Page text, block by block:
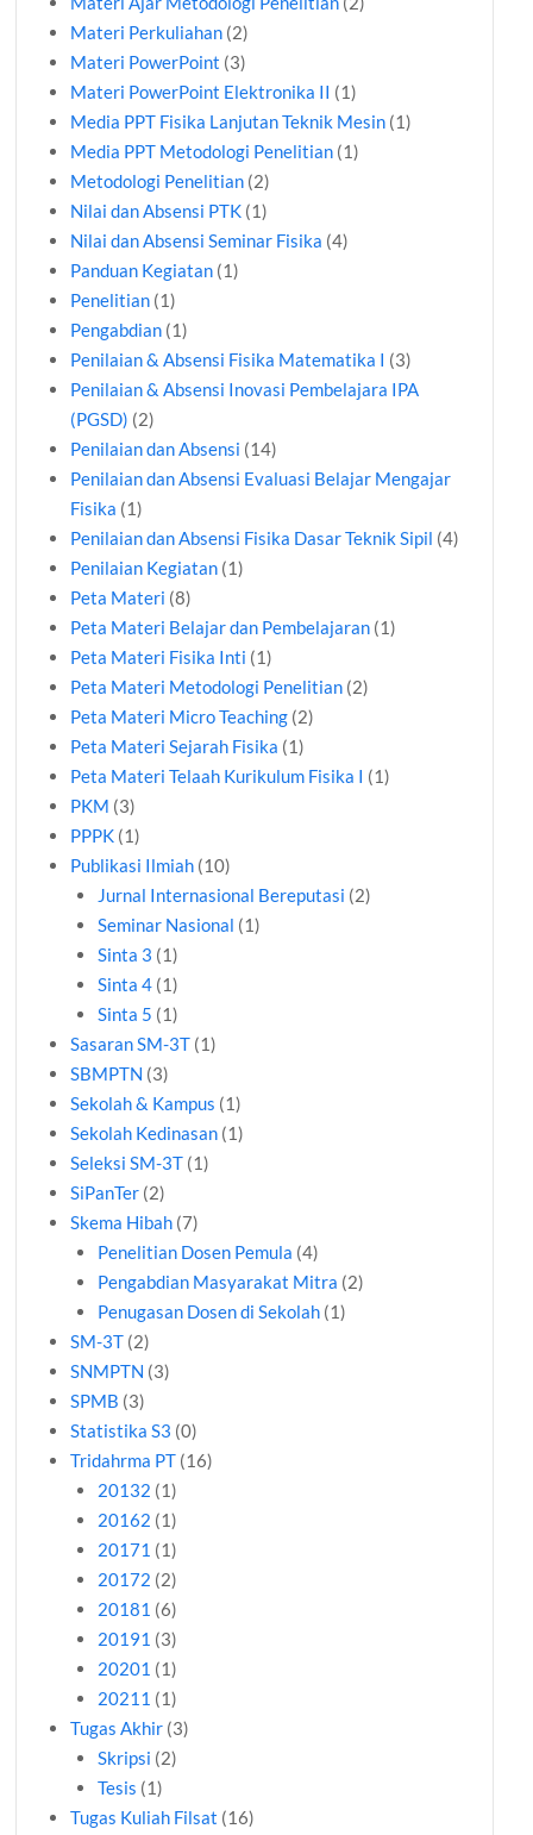
Materi Perkuliahan (2)
Materi PowerPoint (3)
Materi PowerPoint Elektronika II (1)
Media PPT Fisika Lanjutan Teknik Mesin (1)
Media PPT Metodologi Penelitian (1)
Metodologi Penelitian (2)
Nilai dan Absensi PTK (1)
Nilai dan Absensi Seminar Fisika (4)
Panduan Kegiatan (1)
Penelitian (1)
Pengabdian (1)
Penilaian & Absensi Fisika Matematika I (3)
Penilaian & Absensi Inovasi Pembelajara IPA
(PGSD) (2)
Penilaian dan Absensi (14)
Penilaian dan Absensi Evaluasi Belajar Mengajar
Fisika (1)
Penilaian dan Absensi Fisika Dasar Teknik Sipil (4)
Penilaian Kegiatan (1)
Peta Materi (8)
Peta Materi Belajar dan Pembelajaran (1)
Peta Materi Fisika Inti (1)
Peta Materi Metodologi Penelitian (2)
Peta Materi Micro Teaching (2)
Peta Materi Sejarah Fisika (1)
Peta Materi Telaah Kurikulum Fisika I (1)
PKM (3)
PPPK (1)
Publikasi Ilmiah (10)
Jurnal Internasional Bereputasi (2)
Seminar Nasional (1)
Sinta 3 (1)
Sinta 4(1)
Sinta 5 (1)
Sasaran SM-3T (1)
SBMPTN (3)
Sekolah & Kampus (1)
Sekolah Kedinasan (1)
Seleksi SM-3T (1)
SiPanTer (2)
Skema Hibah (7)
Penelitian Dosen Pemula (4)
Pengabdian Masyarakat Mitra (2)
Penugasan Dosen di Sekolah(1)
SM-3T (2)
SNMPTN (3)
SPMB (3)
Statistika S3 (0)
Tridahrma PT (16)
20132 (1)
20162 (1)
20171 (1)
20172 (2)
20181 (6)
20191 (3)
20201 (1)
20211 (1)
Tugas Akhir (3)
Skripsi (2)
Tesis (1)
Tugas Kuliah Filsat (16)